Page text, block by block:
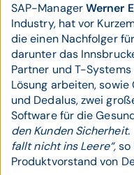
SAP-ManagerWerner
Industry, hat vor
die einen Nachfolger
darunter das
Partner und T-
Lösung arbeiten,
und Dedalus, zwei
Software für die
den Kunden
fallt nicht ins Leere“,so
Produktvorstand von